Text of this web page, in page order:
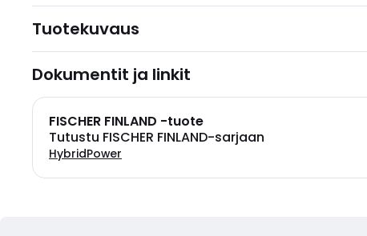
Tuotekuvaus
Dokumentit ja linkit
FISCHER FINLAND -tuote
Tutustu FISCHER FINLAND-sarjaan
HybridPower